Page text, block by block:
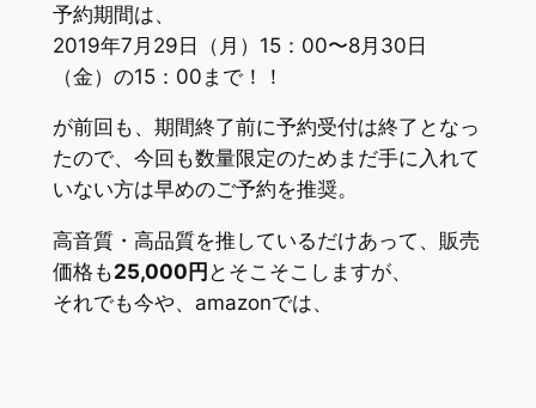
予約期間は、
2019年7月29日（月）15：00〜8月30日
（金）の15：00まで！！
が前回も、期間終了前に予約受付は終了となっ
たので、今回も数量限定のためまだ手に入れて
いない方は早めのご予約を推奨。
高音質・高品質を推しているだけあって、販売
価格も25,000円 とそこそこしますが、
それでも今や、amazonでは、